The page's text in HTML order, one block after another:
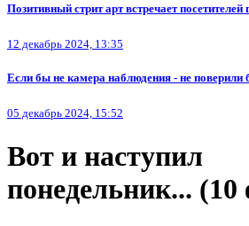
Позитивный стрит арт встречает
12 декабрь 2024, 13:35
Если бы не камера наблюдения - не поверили
05 декабрь 2024, 15:52
Вот и наступил
понедельник... (10